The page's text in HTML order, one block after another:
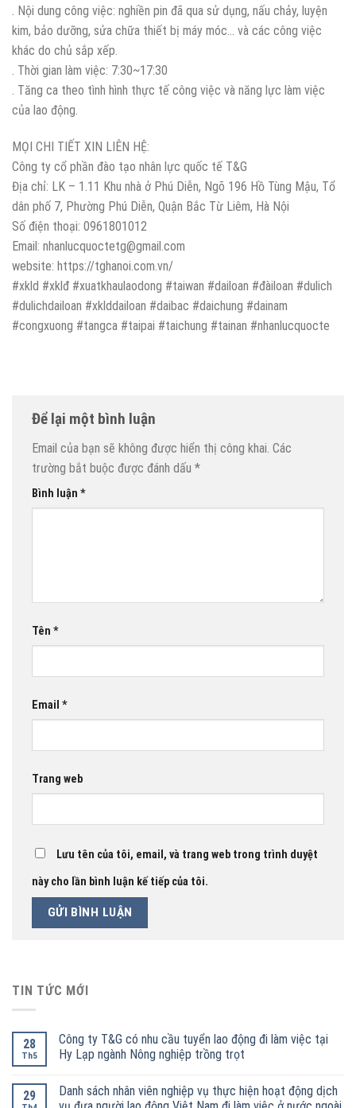
. Nội dung công việc: nghiền pin đã qua sử dụng, nấu chảy, luyện
kim, bảo dưỡng, sửa chữa thiết bị máy móc… và các công việc
khác do chủ sắp xếp.
. Thời gian làm việc: 7:30~17:30
. Tăng ca theo tình hình thực tế công việc và năng lực làm việc
của lao động.
MỌI CHI TIẾT XIN LIÊN HỆ:
Công ty cổ phần đào tạo nhân lực quốc tế T&G
Địa chỉ: LK – 1.11 Khu nhà ở Phú Diễn, Ngõ 196 Hồ Tùng Mậu, Tổ
dân phố 7, Phường Phú Diễn, Quận Bắc Từ Liêm, Hà Nội
Số điện thoại: 0961801012
Email: nhanlucquoctetg@gmail.com
website: https://tghanoi.com.vn/
#xkld #xklđ #xuatkhaulaodong #taiwan #dailoan #đàiloan #dulich
#dulichdailoan #xklddailoan #daibac #daichung #dainam
#congxuong #tangca #taipai #taichung #tainan #nhanlucquocte
Để lại một bình luận
Email của bạn sẽ không được hiển thị công khai. Các
trường bắt buộc được đánh dấu *
Bình luận *
Tên *
Email *
Trang web
Lưu tên của tôi, email, và trang web trong trình duyệt
này cho lần bình luận kế tiếp của tôi.
TIN TỨC MỚI
28
Th5
Công ty T&G có nhu cầu tuyển lao động đi làm việc tại
Hy Lạp ngành Nông nghiệp trồng trọt
29
Danh sách nhân viên nghiệp vụ thực hiện hoạt động dịch